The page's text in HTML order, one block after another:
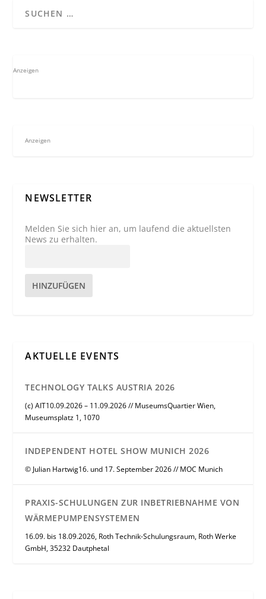
Anzeigen
Anzeigen
NEWSLETTER
Melden Sie sich hier an, um laufend die aktuellsten
News zu erhalten.
HINZUFÜGEN
AKTUELLE EVENTS
TECHNOLOGY TALKS AUSTRIA 2026
(c) AIT10.09.2026 – 11.09.2026 // MuseumsQuartier Wien,
Museumsplatz 1, 1070
INDEPENDENT HOTEL SHOW MUNICH 2026
© Julian Hartwig16. und 17. September 2026 // MOC Munich
PRAXIS-SCHULUNGEN ZUR INBETRIEBNAHME VON
WÄRMEPUMPENSYSTEMEN
16.09. bis 18.09.2026, Roth Technik-Schulungsraum, Roth Werke
GmbH, 35232 Dautphetal